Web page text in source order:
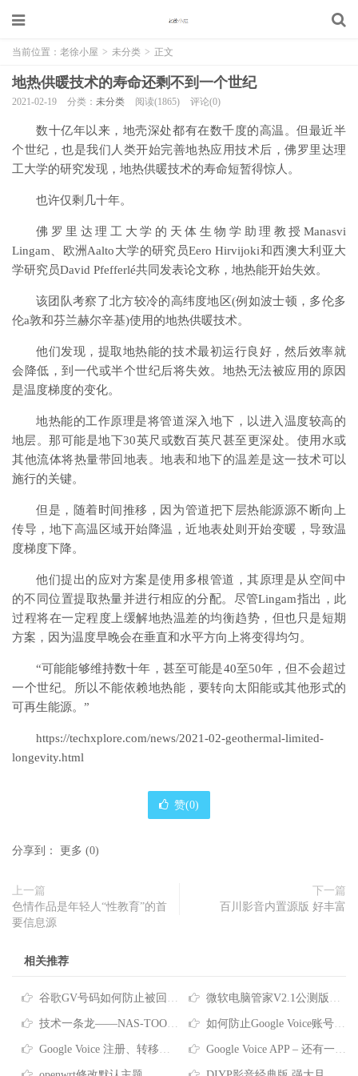
当前位置： 老徐小屋 > 未分类 > 正文
地热供暖技术的寿命还剩不到一个世纪
2021-02-19 分类： 未分类 阅读(1865) 评论(0)
数十亿年以来，地壳深处都有在数千度的高温。但最近半
个世纪，也是我们人类开始完善地热应用技术后，佛罗里达理
工大学的研究发现，地热供暖技术的寿命短暂得惊人。
也许仅剩几十年。
佛罗里达理工大学的天体生物学助理教授Manasvi
Lingam、欧洲Aalto大学的研究员Eero Hirvijoki和西澳大利亚大
学研究员David Pfefferlé共同发表论文称，地热能开始失效。
该团队考察了北方较冷的高纬度地区(例如波士顿，多伦多
伦a敦和芬兰赫尔辛基)使用的地热供暖技术。
他们发现，提取地热能的技术最初运行良好，然后效率就
会降低，到一代或半个世纪后将失效。地热无法被应用的原因
是温度梯度的变化。
地热能的工作原理是将管道深入地下，以进入温度较高的
地层。那可能是地下30英尺或数百英尺甚至更深处。使用水或
其他流体将热量带回地表。地表和地下的温差是这一技术可以
施行的关键。
但是，随着时间推移，因为管道把下层热能源源不断向上
传导，地下高温区域开始降温，近地表处则开始变暖，导致温
度梯度下降。
他们提出的应对方案是使用多根管道，其原理是从空间中
的不同位置提取热量并进行相应的分配。尽管Lingam指出，此
过程将在一定程度上缓解地热温差的均衡趋势，但也只是短期
方案，因为温度早晚会在垂直和水平方向上将变得均匀。
“可能能够维持数十年，甚至可能是40至50年，但不会超过
一个世纪。所以不能依赖地热能，要转向太阳能或其他形式的
可再生能源。”
https://techxplore.com/news/2021-02-geothermal-limited-
longevity.html
赞(0)
分享到： 更多 (0)
上一篇
色情作品是年轻人“性教育”的首
要信息源
下一篇
百川影音内置源版 好丰富
相关推荐
谷歌GV号码如何防止被回收？Google Voice号码回收政策及防回收的方法 微软电脑管家V2.1公测版正式发布分享
技术一条龙——NAS-TOOL影视搜索、下载、搜刮观看完全指南 如何防止Google Voice账号被回收？看这里~
Google Voice 注册、转移、使用教程 Google Voice APP – 还有一件事… 拨打电话前请验证您自己的电话号码 拨号要关联号码？这是没设置对哦